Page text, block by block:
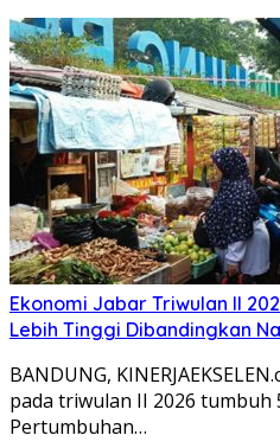
Ekonomi Jabar Triwulan II
Lebih Tinggi Dibandingkan
BANDUNG,
pada triwulan II 2026 tumbuh
Pertumbuhan…